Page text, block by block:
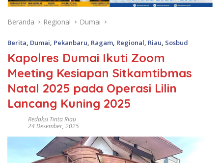
Beranda Regional Dumai
Berita Dumai Pekanbaru Ragam Regional Riau Sosbud
Kapolres Dumai Ikuti Zoom
Meeting Kesiapan Sitkamtibmas
Natal 2025 pada Operasi Lilin
Lancang Kuning 2025
Redaksi Tinta Riau
24 Desember, 2025